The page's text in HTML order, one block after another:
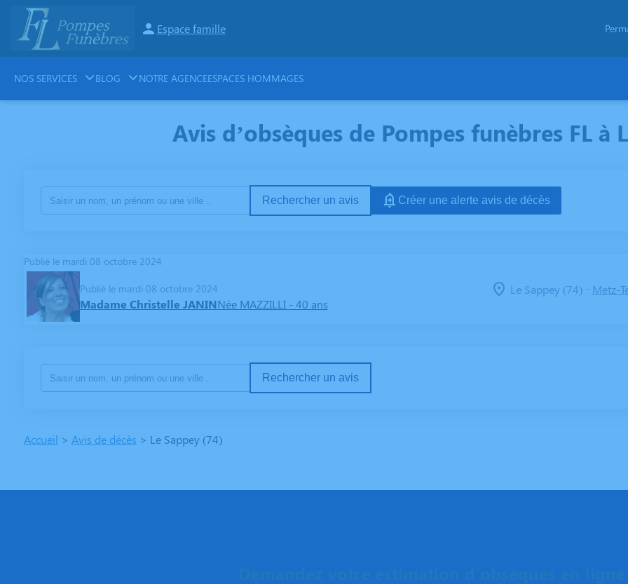
Espace famille
NOS SERVICES BLOG NOTRE AGENCEESPACES HOMMAGES
Avis d’obsèques de Pompes funèbres FL à
Rechercher un avis Créer une alerte avis de décès
Publié le mardi 08 octobre 2024
Publié le mardi 08 octobre 2024
Madame Christelle JANINNée MAZZILLI - 40 ans
Le Sappey (74)- Metz-
Rechercher un avis
Accueil > Avis de décès > Le Sappey (74)